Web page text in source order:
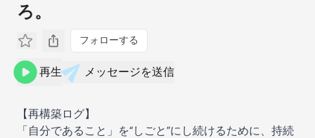
ろ。
フォローする
再生 メッセージを送信
【再構築ログ】
「自分であること」を“しごと”にし続けるために、持続